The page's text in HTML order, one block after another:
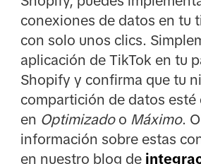
conexiones de datos en tu
con solo unos clics.
aplicación de TikTok en tu
Shopify y confirma que tu
compartición de datos esté
en Optimizadoo Máximo.
información sobre estas
en nuestro blog de